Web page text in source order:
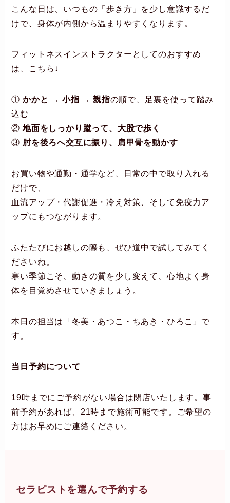
こんな日は、いつもの「歩き方」を少し意識するだ
けで、身体が内側から温まりやすくなります。
フィットネスインストラクターとしてのおすすめ
は、こちら↓
①かかと → 小指 → 親指の順で、足裏を使って踏み
込む
②地面をしっかり蹴って、大股で歩く
③ 肘を後ろへ交互に振り、肩甲骨を動かす
お買い物や通勤・通学など、日常の中で取り入れる
だけで、
血流アップ・代謝促進・冷え対策、そして免疫力ア
ップにもつながります。
ふたたびにお越しの際も、ぜひ道中で試してみてく
ださいね。
寒い季節こそ、動きの質を少し変えて、心地よく身
体を目覚めさせていきましょう。
本日の担当は「冬美・あつこ・ちあき・ひろこ」で
す。
当日予約について
19時までにご予約がない場合は閉店いたします。事
前予約があれば、21時まで施術可能です。ご希望の
方はお早めにご連絡ください。
セラピストを選んで予約する